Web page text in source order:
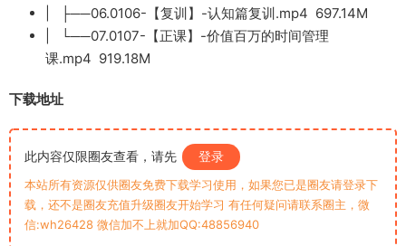
| ├──06.0106-【复训】-认知篇复训.mp4 697.14M
| └──07.0107-【正课】-价值百万的时间管理
课.mp4 919.18M
下载地址
此内容仅限圈友查看，请先 登录
本站所有资源仅供圈友免费下载学习使用，如果您已是圈友请登录下
载，还不是圈友充值升级圈友开始学习 有任何疑问请联系圈主，微
信:wh26428 微信加不上就加QQ:48856940